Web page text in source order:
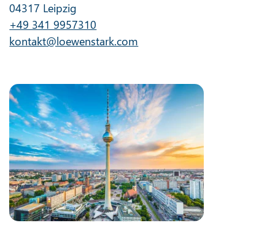
04317 Leipzig
+49 341 9957310
kontakt@loewenstark.com